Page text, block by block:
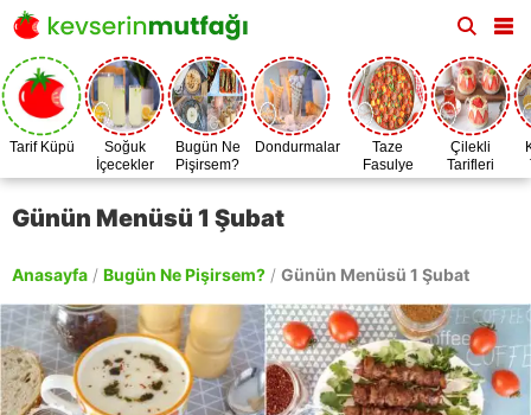
Tarif Küpü
Soğuk
İçecekler
Bugün Ne
Pişirsem?
Dondurmalar
Taze
Fasulye
Zamanı
Çilekli
Tarifleri
Günün Menüsü 1 Şubat
Anasayfa / Bugün Ne Pişirsem? / Günün Menüsü 1 Şubat